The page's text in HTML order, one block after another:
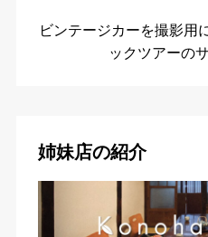
ビンテージカーを撮影用
ックツアーの
姉妹店の紹介